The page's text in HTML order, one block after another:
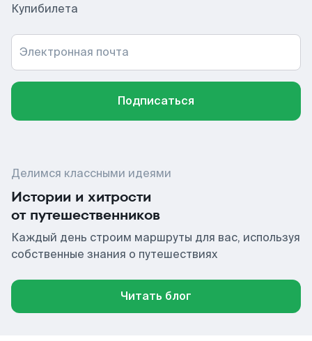
Купибилета
Электронная почта
Подписаться
Делимся классными идеями
Истории и хитрости
от путешественников
Каждый день строим маршруты для вас, используя
собственные знания о путешествиях
Читать блог